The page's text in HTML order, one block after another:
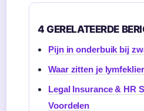
4 GERELATEERDE
Pijn in onderbuik bij
Waar zitten je
Legal Insurance & HR
Voordelen